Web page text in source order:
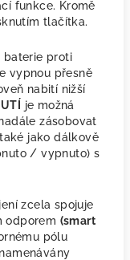
funkce. Kromě
tlačítka.
baterie proti
vypnou přesně
nabití nižší
je možná
zásobovat
jako dálkově
/ vypnuto) s
zcela spojuje
odporem (smart
pólu